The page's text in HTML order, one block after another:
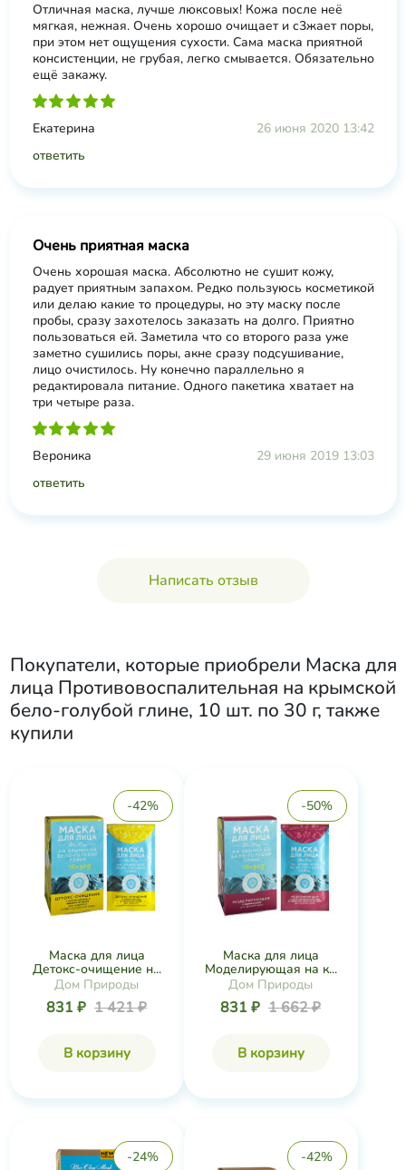
Отличная маска, лучше люксовых! Кожа после неё
мягкая, нежная. Очень хорошо очищает и с3жает поры,
при этом нет ощущения сухости. Сама маска приятной
консистенции, не грубая, легко смывается. Обязательно
ещё закажу.
Екатерина
26 июня 2020 13:42
ответить
Очень приятная маска
Очень хорошая маска. Абсолютно не сушит кожу,
радует приятным запахом. Редко пользуюсь косметикой
или делаю какие то процедуры, но эту маску после
пробы, сразу захотелось заказать на долго. Приятно
пользоваться ей. Заметила что со второго раза уже
заметно сушились поры, акне сразу подсушивание,
лицо очистилось. Ну конечно параллельно я
редактировала питание. Одного пакетика хватает на
три четыре раза.
Вероника
29 июня 2019 13:03
ответить
Написать отзыв
Покупатели, которые приобрели Маска для
лица Противовоспалительная на крымской
бело-голубой глине, 10 шт. по 30 г, также
купили
-42%
Маска для лица
Детокс-очищение н...
Дом Природы
831 ₽ 1 421 ₽
В корзину
-50%
Маска для лица
Моделирующая на к...
Дом Природы
831 ₽ 1 662 ₽
В корзину
-24% -42%